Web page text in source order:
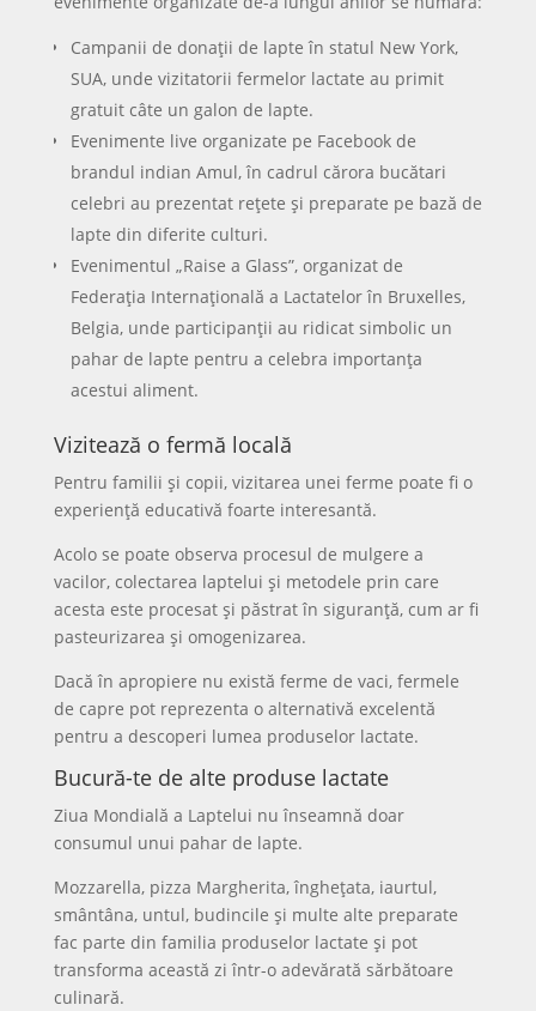
Campanii de donații de lapte în statul New York,
SUA, unde vizitatorii fermelor lactate au primit
gratuit câte un galon de lapte.
Evenimente live organizate pe Facebook de
brandul indian Amul, în cadrul cărora bucătari
celebri au prezentat rețete și preparate pe bază de
lapte din diferite culturi.
Evenimentul „Raise a Glass”, organizat de
Federația Internațională a Lactatelor în Bruxelles,
Belgia, unde participanții au ridicat simbolic un
pahar de lapte pentru a celebra importanța
acestui aliment.
Vizitează o fermă locală
Pentru familii și copii, vizitarea unei ferme poate fi o
experiență educativă foarte interesantă.
Acolo se poate observa procesul de mulgere a
vacilor, colectarea laptelui și metodele prin care
acesta este procesat și păstrat în siguranță, cum ar fi
pasteurizarea și omogenizarea.
Dacă în apropiere nu există ferme de vaci, fermele
de capre pot reprezenta o alternativă excelentă
pentru a descoperi lumea produselor lactate.
Bucură-te de alte produse lactate
Ziua Mondială a Laptelui nu înseamnă doar
consumul unui pahar de lapte.
Mozzarella, pizza Margherita, înghețata, iaurtul,
smântâna, untul, budincile și multe alte preparate
fac parte din familia produselor lactate și pot
transforma această zi într-o adevărată sărbătoare
culinară.